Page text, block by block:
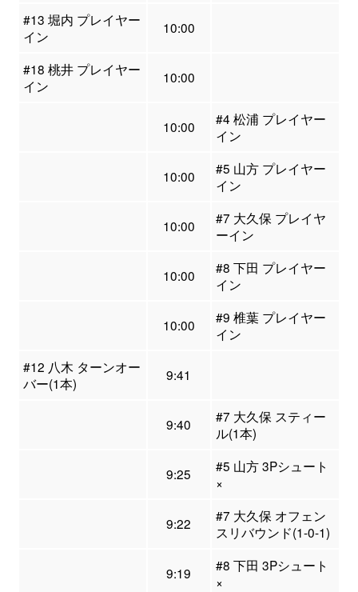
#13 堀内 プレイヤー
イン
10:00
#18 桃井 プレイヤー
イン
10:00
10:00
#4 松浦 プレイヤー
イン
10:00
#5 山方 プレイヤー
イン
10:00
#7 大久保 プレイヤ
ーイン
10:00
#8 下田 プレイヤー
イン
10:00
#9 椎葉 プレイヤー
イン
#12 八木 ターンオー
バー(1本)
9:41
9:40
#7 大久保 スティー
ル(1本)
9:25
#5 山方 3Pシュート
×
9:22
#7 大久保 オフェン
スリバウンド(1-0-1)
9:19
#8 下田 3Pシュート
×